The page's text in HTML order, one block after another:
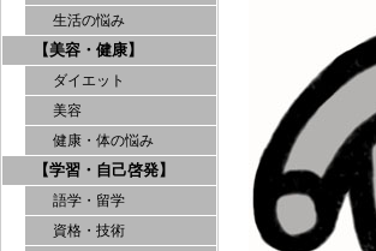
生活の悩み
【美容・健康】
ダイエット
美容
健康・体の悩み
【学習・自己啓発】
語学・留学
資格・技術